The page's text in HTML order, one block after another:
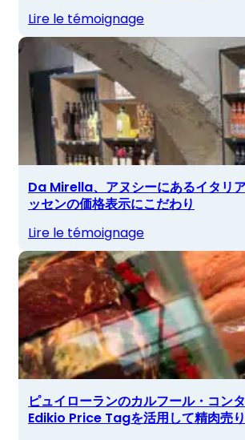
Lire le témoignage
Da Mirella、アヌシーにあるイタリ
ッセンの価格表示にこだわり
Lire le témoignage
ピュイローランのカルフール・コンタ
Edikio Price Tagを活用して精肉売